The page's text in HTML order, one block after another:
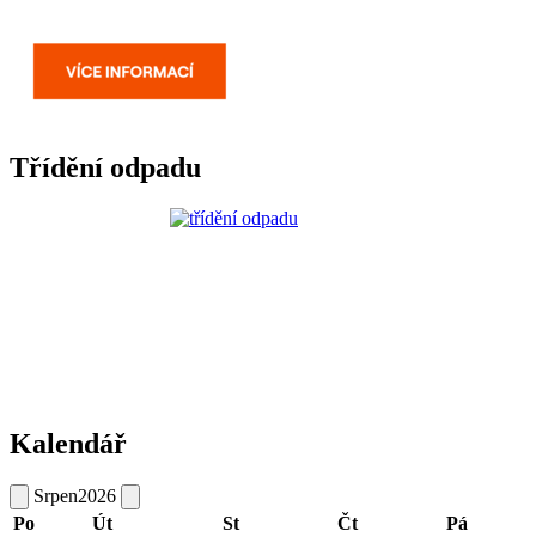
Třídění odpadu
Kalendář
Srpen2026
Po
Út St Čt Pá